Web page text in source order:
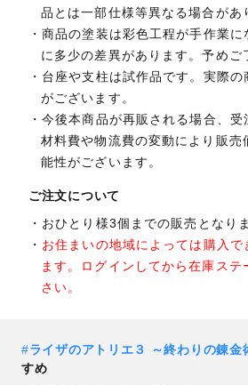
品とは一部仕様等異なる場合があ
商品の塗装は彩色工程が手作業に
に多少の差異があります。予めご
台座や支柱は試作品です。実際の
がございます。
今後本商品が再販される場合、受
材料費や物流費の変動により販売
能性がございます。
ご注文について
おひとり様3個までの販売となりま
お住まいの地域によっては購入
ます。ログインしてから在庫ステ
さい。
#ライザのアトリエ３ ～終わりの錬金
すめ